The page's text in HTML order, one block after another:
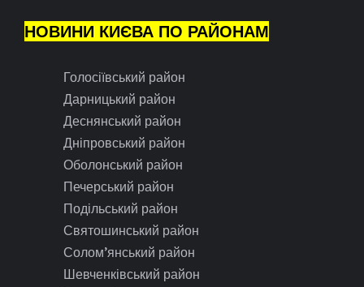
НОВИНИ КИЄВА ПО РАЙОНАМ
Голосіївський район
Дарницький район
Деснянський район
Дніпровський район
Оболонський район
Печерський район
Подільський район
Святошинський район
Солом’янський район
Шевченківський район